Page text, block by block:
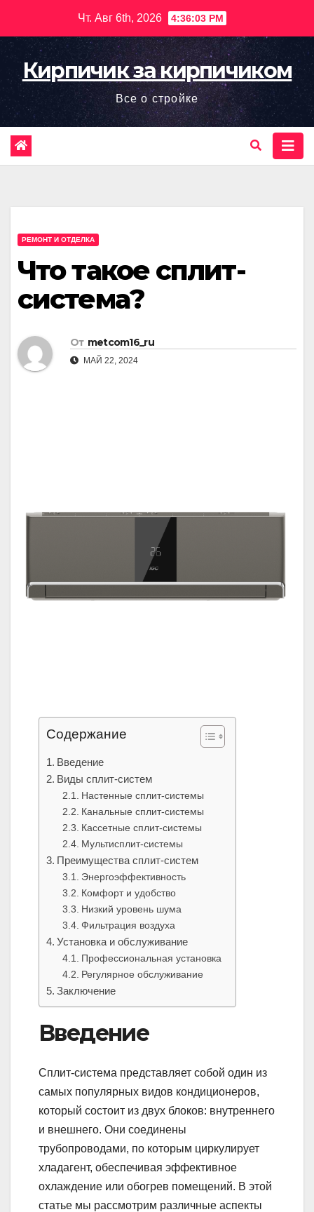
содержимому
Чт. Авг 6th, 2026 4:36:04 PM
Кирпичик за кирпичиком
Все о стройке
РЕМОНТ И ОТДЕЛКА
Что такое сплит-
система?
От metcom16_ru
МАЙ 22, 2024
Содержание
Введение
Виды сплит-систем
Настенные сплит-системы
Канальные сплит-системы
Кассетные сплит-системы
Мультисплит-системы
Преимущества сплит-систем
Энергоэффективность
Комфорт и удобство
Низкий уровень шума
Фильтрация воздуха
Установка и обслуживание
Профессиональная установка
Регулярное обслуживание
Заключение
Введение
Сплит-система представляет собой один из
самых популярных видов кондиционеров,
который состоит из двух блоков: внутреннего
и внешнего. Они соединены
трубопроводами, по которым циркулирует
хладагент, обеспечивая эффективное
охлаждение или обогрев помещений. В этой
статье мы рассмотрим различные аспекты